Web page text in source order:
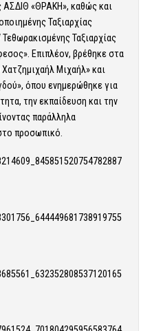
ΑΣΔΙΘ «ΘΡΑΚΗ», καθώς και
Ταξιαρχίας
Ταξιαρχίας
Επιπλέον, βρέθηκε στα
Μιχαήλ» και
όπου ενημερώθηκε για
την εκπαίδευση και την
παράλληλα
προσωπικό.